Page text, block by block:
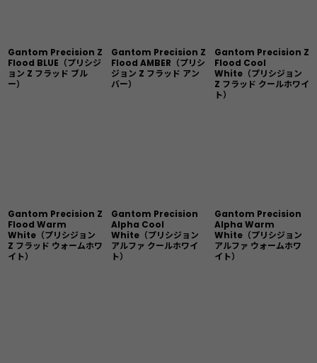
Gantom Precision Z
Flood BLUE（プリシジ
ョン Z フラッド ブル
ー）
Gantom Precision Z
Flood AMBER（プリシ
ジョン Z フラッド アン
バー）
Gantom Precision Z
Flood Cool
White（プリシジョン
Z フラッド クールホワイ
ト）
Gantom Precision Z
Flood Warm
White（プリシジョン
Z フラッド ウォームホワ
イト）
Gantom Precision
Alpha Cool
White（プリシジョン
アルファ クールホワイ
ト）
Gantom Precision
Alpha Warm
White（プリシジョン
アルファ ウォームホワ
イト）